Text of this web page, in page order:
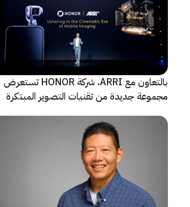
بالتعاون مع ARRI، شركة HONOR تستعرض
مجموعة جديدة من تقنيات التصوير المبتكرة